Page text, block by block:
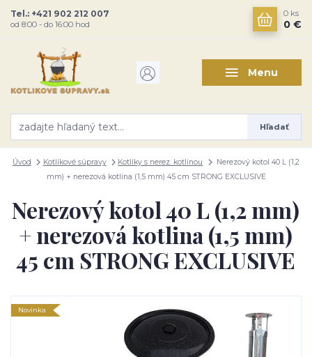
Menu
Hľadať
Tel.: +421 902 212 007
od 8:00 - do 16:00 hod
0 ks
0 €
Úvod Kotlíkové súpravy Kotlíky s nerez. kotlinou
Nerezový kotol 40 L (1,2
mm) + nerezová kotlina (1,5 mm) 45 cm STRONG EXCLUSIVE
Nerezový kotol 40 L (1,2 mm)
+ nerezová kotlina (1,5 mm)
45 cm STRONG EXCLUSIVE
Novinka